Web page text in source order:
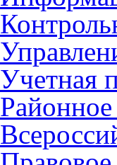
Учетная